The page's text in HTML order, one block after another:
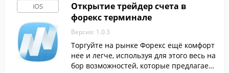
iOS
Открытие трейдер счета в
форекс терминале
Версия: 1.0.3
Торгуйте на рынке Форекс ещё комфорт
нее и легче, используя для этого весь на
бор возможностей, которые предлагает